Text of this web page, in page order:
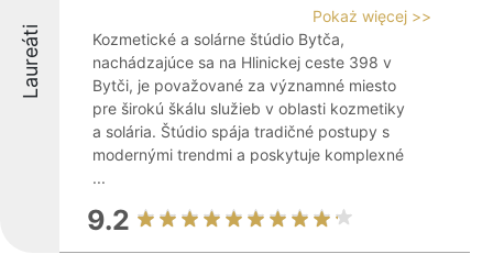
Laureáti
Pokaż więcej >>
Kozmetické a solárne štúdio Bytča,
nachádzajúce sa na Hlinickej ceste 398 v
Bytči, je považované za významné miesto
pre širokú škálu služieb v oblasti kozmetiky
a solária. Štúdio spája tradičné postupy s
modernými trendmi a poskytuje komplexné
...
9.2